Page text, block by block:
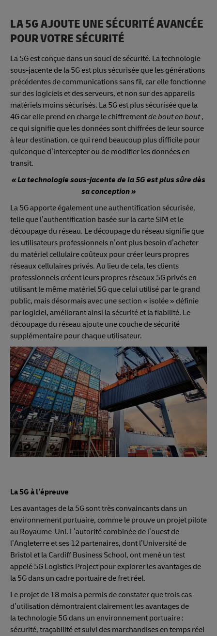
LA 5G AJOUTE UNE SÉCURITÉ AVANCÉE
POUR VOTRE SÉCURITÉ
La 5G est conçue dans un souci de sécurité. La technologie
sous-jacente de la 5G est plus sécurisée que les générations
précédentes de communications sans fil, car elle fonctionne
sur des logiciels et des serveurs, et non sur des appareils
matériels moins sécurisés. La 5G est plus sécurisée que la
4G car elle prend en charge le chiffrementde bout en bout,
ce qui signifie que les données sont chiffrées de leur source
à leur destination, ce qui rend beaucoup plus difficile pour
quiconque d’intercepter ou de modifier les données en
transit.
« La technologie sous-jacente de la 5G est plus sûre dès
sa conception »
La 5G apporte également une authentification sécurisée,
telle que l’authentification basée sur la carte SIM et le
découpage du réseau. Le découpage du réseau signifie que
les utilisateurs professionnels n’ont plus besoin d’acheter
du matériel cellulaire coûteux pour créer leurs propres
réseaux cellulaires privés. Au lieu de cela, les clients
professionnels créent leurs propres réseaux 5G privés en
utilisant le même matériel 5G que celui utilisé par le grand
public, mais désormais avec une section « isolée » définie
par logiciel, améliorant ainsi la sécurité et la fiabilité. Le
découpage du réseau ajoute une couche de sécurité
supplémentaire pour chaque utilisateur.
La 5G à l’épreuve
Les avantages de la 5G sont très convaincants dans un
environnement portuaire, comme le prouve un projet pilote
au Royaume-Uni. L’autorité combinée de l’ouest de
l’Angleterre et ses 12 partenaires, dont l’Université de
Bristol et la Cardiff Business School, ont mené un test
appelé 5G Logistics Project pour explorer les avantages de
la 5G dans un cadre portuaire de fret réel.
Le projet de 18 mois a permis de constater que trois cas
d’utilisation démontraient clairement les avantages de
la technologie 5G dans un environnement portuaire :
sécurité, traçabilité et suivi des marchandises en temps réel